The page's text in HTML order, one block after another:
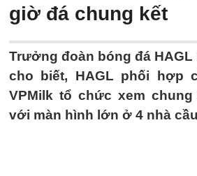
giờ đá chung kết
Trưởng đoàn bóng đá HAGL
cho biết, HAGL phối hợp
VPMilk tổ chức xem
với màn hình lớn ở 4 nhà